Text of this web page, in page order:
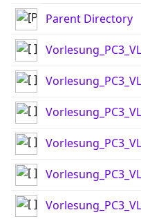
Parent Directory